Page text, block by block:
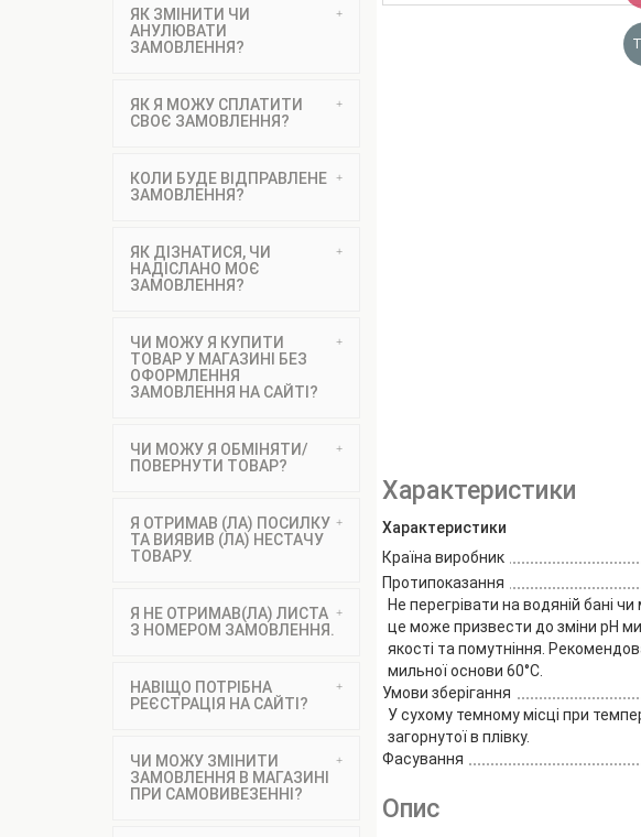
ЯК ЗМІНИТИ ЧИ
АНУЛЮВАТИ
ЗАМОВЛЕННЯ?
ЯК Я МОЖУ СПЛАТИТИ
СВОЄ ЗАМОВЛЕННЯ?
КОЛИ БУДЕ ВІДПРАВЛЕНЕ
ЗАМОВЛЕННЯ?
ЯК ДІЗНАТИСЯ, ЧИ
НАДІСЛАНО МОЄ
ЗАМОВЛЕННЯ?
ЧИ МОЖУ Я КУПИТИ
ТОВАР У МАГАЗИНІ БЕЗ
ОФОРМЛЕННЯ
ЗАМОВЛЕННЯ НА САЙТІ?
ЧИ МОЖУ Я ОБМІНЯТИ/
ПОВЕРНУТИ ТОВАР?
Я ОТРИМАВ (ЛА) ПОСИЛКУ
ТА ВИЯВИВ (ЛА) НЕСТАЧУ
ТОВАРУ.
Я НЕ ОТРИМАВ(ЛА) ЛИСТА
З НОМЕРОМ ЗАМОВЛЕННЯ.
НАВІЩО ПОТРІБНА
РЕЄСТРАЦІЯ НА САЙТІ?
ЧИ МОЖУ ЗМІНИТИ
ЗАМОВЛЕННЯ В МАГАЗИНІ
ПРИ САМОВИВЕЗЕННІ?
Характеристики
Характеристики
Країна виробник
Протипоказання
Не перегрівати на водяній бані чи
це може призвести до зміни рН
якості та помутніння.
мильної основи 60°С.
Умови зберігання
У сухому темному місці при
загорнутої в плівку.
Фасування
Опис